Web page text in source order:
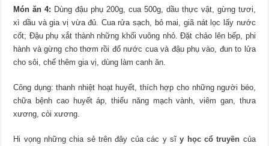
Món ăn 4: Dùng đậu phụ 200g, cua 500g, dầu thực vật, gừng tươi,
xì dầu và gia vị vừa đủ. Cua rửa sạch, bỏ mai, giã nát lọc lấy nước
cốt; Đậu phụ xắt thành những khối vuông nhỏ. Đặt chảo lên bếp, phi
hành và gừng cho thơm rồi đổ nước cua và đậu phụ vào, đun to lửa
cho sôi, chế thêm gia vị, dùng làm canh ăn.
Công dụng: thanh nhiệt hoạt huyết, thích hợp cho những người béo,
chữa bệnh cao huyết áp, thiểu năng mạch vành, viêm gan, thưa
xương, còi xương.
Hi vọng những chia sẻ trên đây của các y sĩy học cổ truyền của